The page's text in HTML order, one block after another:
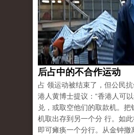
后占中的不合作运动
占 领运动被结束了，但公民
港人黄博士提议：“香港人可
兑，或取空他们的取款机。把
机取出存到另一个分 行。如
即可瘫痪一个分行。从金钟撤